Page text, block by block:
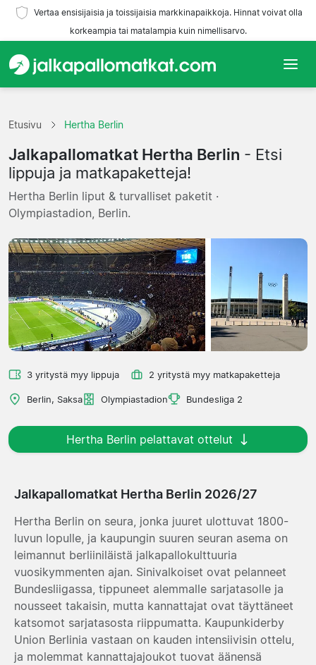
Vertaa ensisijaisia ja toissijaisia markkinapaikkoja. Hinnat voivat olla
korkeampia tai matalampia kuin nimellisarvo.
Joukkueet
Liigat
Matkatoimistoja
Etusivu Hertha Berlin
Jalkapallomatkat Hertha Berlin - Etsi
lippuja ja matkapaketteja!
Hertha Berlin liput & turvalliset paketit ·
Olympiastadion, Berlin.
3 yritystä myy lippuja 2 yritystä myy matkapaketteja
Berlin, Saksa Olympiastadion Bundesliga 2
Hertha Berlin pelattavat ottelut
Jalkapallomatkat Hertha Berlin 2026/27
Hertha Berlin on seura, jonka juuret ulottuvat 1800-
luvun lopulle, ja kaupungin suuren seuran asema on
leimannut berliiniläistä jalkapallokulttuuria
vuosikymmenten ajan. Sinivalkoiset ovat pelanneet
Bundesliigassa, tippuneet alemmalle sarjatasolle ja
nousseet takaisin, mutta kannattajat ovat täyttäneet
katsomot sarjatasosta riippumatta. Kaupunkiderby
Union Berlinia vastaan on kauden intensiivisin ottelu,
ja molemmat kannattajajoukot tuovat äänensä